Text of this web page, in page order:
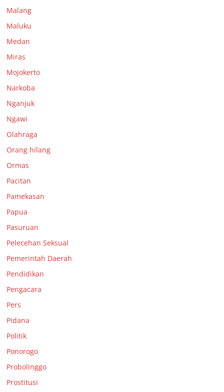
Malang
Maluku
Medan
Miras
Mojokerto
Narkoba
Nganjuk
Ngawi
Olahraga
Orang hilang
Ormas
Pacitan
Pamekasan
Papua
Pasuruan
Pelecehan Seksual
Pemerintah Daerah
Pendidikan
Pengacara
Pers
Pidana
Politik
Ponorogo
Probolinggo
Prostitusi